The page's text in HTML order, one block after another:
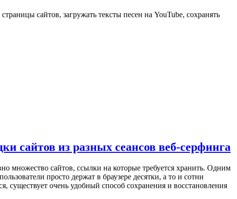
сайтов, загружать тексты песен на YouTube, сохранять
сайтов из разных сеансов веб-серфинга
множество сайтов, ссылки на которые требуется хранить. Одним
просто держат в браузере десятки, а то и сотни
очень удобный способ сохранения и восстановления